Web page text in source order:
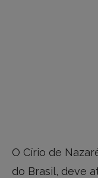
O Círio de
do Brasil, deve